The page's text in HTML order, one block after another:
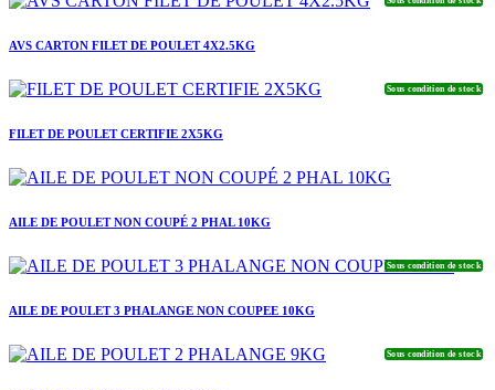
AVS CARTON FILET DE POULET 4X2.5KG
Sous condition de stock
FILET DE POULET CERTIFIE 2X5KG
AILE DE POULET NON COUPÉ 2 PHAL 10KG
Sous condition de stock
AILE DE POULET 3 PHALANGE NON COUPEE 10KG
Sous condition de stock